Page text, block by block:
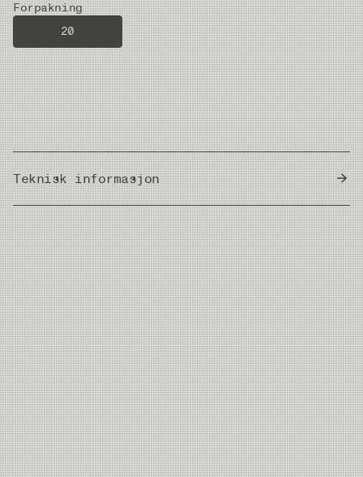
Forpakning
20
Teknisk informasjon
Country of Origin Japan